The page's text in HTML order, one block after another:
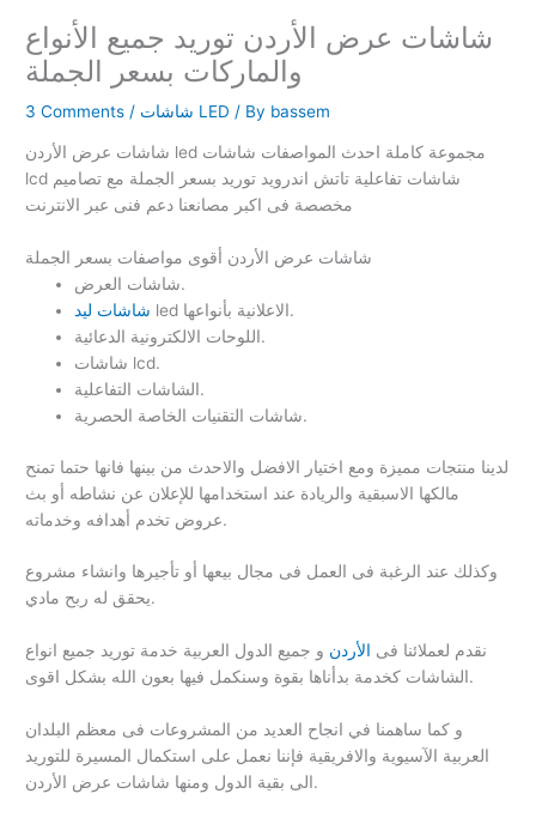
شاشات عرض الأردن توريد جميع الأنواع
والماركات بسعر الجملة
3 Comments / شاشات LED / By bassem
شاشات عرض الأردن led مجموعة كاملة احدث المواصفات شاشات
lcd شاشات تفاعلية تاتش اندرويد توريد بسعر الجملة مع تصاميم
مخصصة فى اكبر مصانعنا دعم فنى عبر الانترنت
شاشات عرض الأردن أقوى مواصفات بسعر الجملة
شاشات العرض.
شاشات ليد
led الاعلانية بأنواعها.
اللوحات الالكترونية الدعائية.
شاشات lcd.
الشاشات التفاعلية.
شاشات التقنيات الخاصة الحصرية.
لدينا منتجات مميزة ومع اختيار الافضل والاحدث من بينها فانها حتما تمنح
مالكها الاسبقية والريادة عند استخدامها للإعلان عن نشاطه أو بث
عروض تخدم أهدافه وخدماته.
وكذلك عند الرغبة فى العمل فى مجال بيعها أو تأجيرها وانشاء مشروع
يحقق له ربح مادي.
نقدم لعملائنا فى الأردن و جميع الدول العربية خدمة توريد جميع انواع
الشاشات كخدمة بدأناها بقوة وسنكمل فيها بعون الله بشكل اقوى.
و كما ساهمنا في انجاح العديد من المشروعات فى معظم البلدان
العربية الآسيوية والافريقية فإننا نعمل على استكمال المسيرة للتوريد
الى بقية الدول ومنها شاشات عرض الأردن.